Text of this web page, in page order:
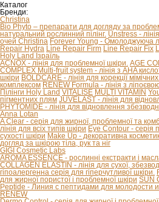
Каталог
Бренди:
Christina
Bio Phyto – препарати для догляду за
натуральний рослинний пілінг. Unstress -
очей Christina Forever Young - Омолоджуюча
Repair Hydra Line Repair Firm Line Repair Fix
Holy Land Ізраїль
ACNOX - лінія для проблемної шкіри. AGE
COMPLEX Multi-fruit system - лінія з AHA
шкіри BOLDCARE - лінія для корекції
комплексом RENEW Formula - лінія з
Пілінги Holy Land VITALISE MULTI VITAMIN
пігментних плям JUVELAST - лінія для
PHYTOMIDE - лінія для відновлення
Anna Lotan
A Clear - серія для жирної, проблемної та
лінія для всіх типів шкіри Eye Contour - серія
сухості шкіри Make Up - декоративна
догляд за шкірою тіла, рук та ніг
GIGI Cosmetic Labs
AROMA ESSENCE - рослинні екстракти і
COLLAGEN ELASTIN - лінія для сухої,
гіпоалергенна серія для гіперчутливої ​​шкіри.
для жирної пористої і проблемної шкіри SUN
Peptide - Линия с пептидами для молодости
RENEW